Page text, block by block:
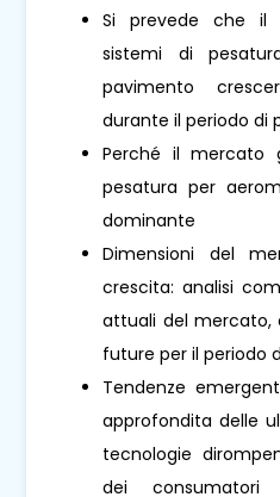
Si prevede che il
sistemi di
pavimento
durante il periodo di
Perché il mercato
pesatura per
dominante
Dimensioni del
crescita: analisi
attuali del mercato,
future per il periodo
Tendenze
approfondita delle
tecnologie
dei